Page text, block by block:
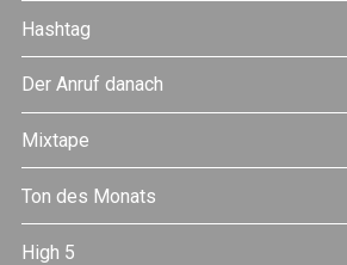
Hashtag
Der Anruf danach
Mixtape
Ton des Monats
High 5